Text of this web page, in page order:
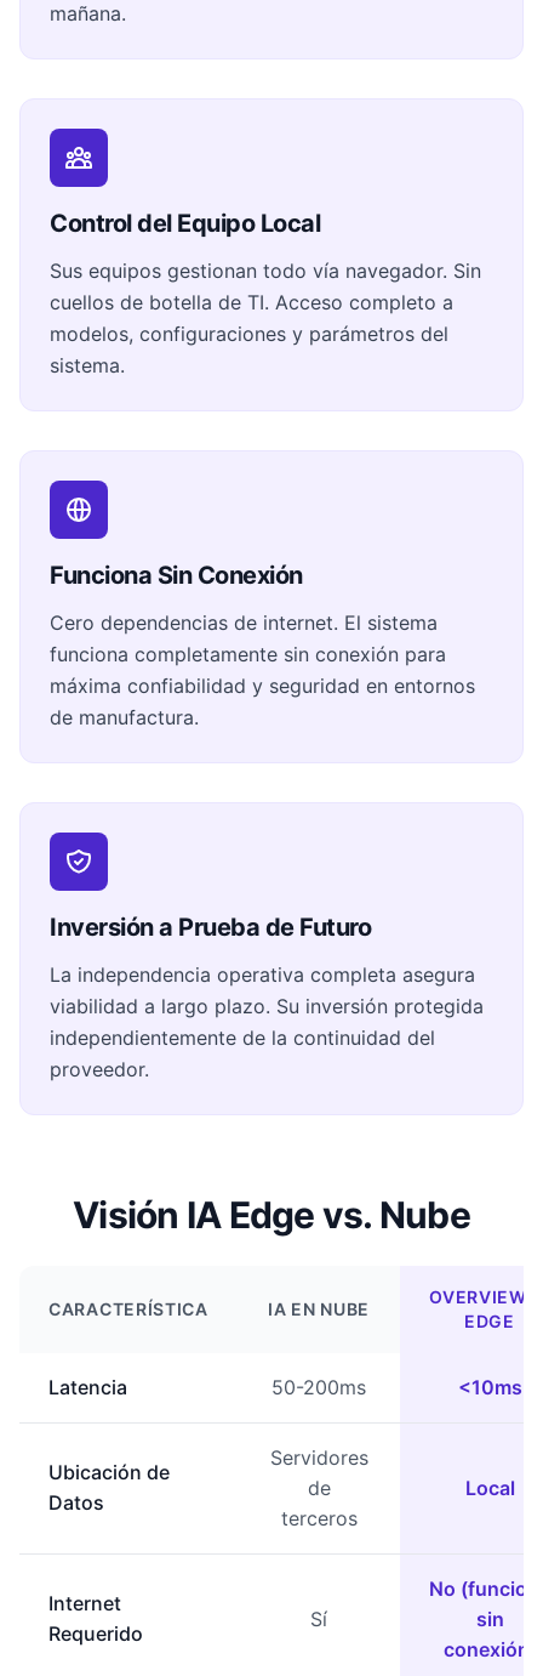
mañana.
Control del Equipo Local
Sus equipos gestionan todo vía navegador. Sin
cuellos de botella de TI. Acceso completo a
modelos, configuraciones y parámetros del
sistema.
Funciona Sin Conexión
Cero dependencias de internet. El sistema
funciona completamente sin conexión para
máxima confiabilidad y seguridad en entornos
de manufactura.
Inversión a Prueba de Futuro
La independencia operativa completa asegura
viabilidad a largo plazo. Su inversión protegida
independientemente de la continuidad del
proveedor.
Visión IA Edge vs. Nube
CARACTERÍSTICA IA EN NUBE
EDGE
Latencia 50-200ms <10ms
Ubicación de
Datos
Servidores
de
terceros
Local
Internet
Requerido
Sí
No
sin
conexión)